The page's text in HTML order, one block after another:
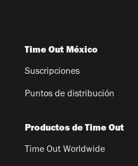
Time Out México
Suscripciones
Puntos de distribución
Productos de Time Out
Time Out Worldwide